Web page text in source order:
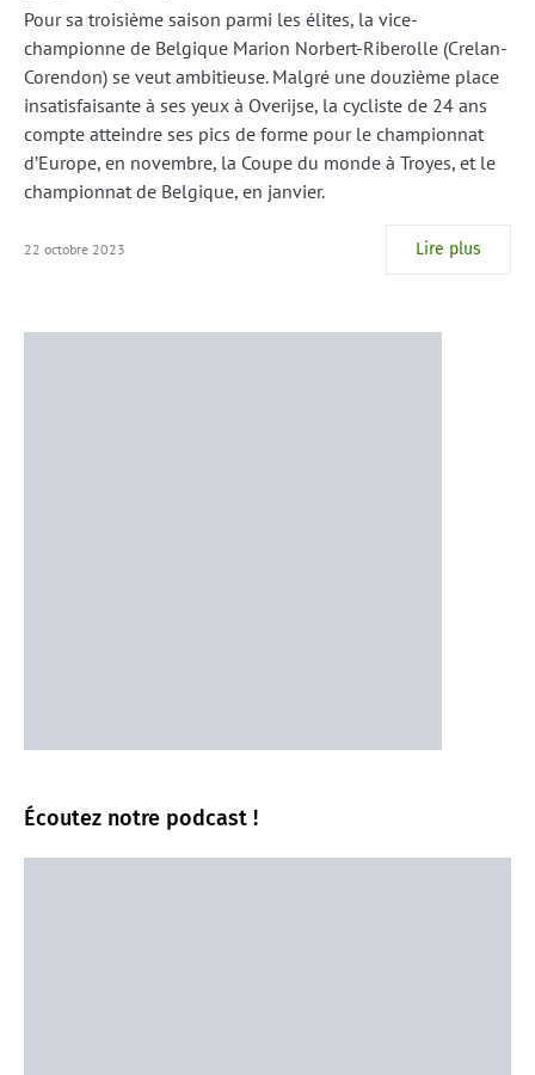
Pour sa troisième saison parmi les élites, la vice-
championne de Belgique Marion Norbert-Riberolle (Crelan-
Corendon) se veut ambitieuse. Malgré une douzième place
insatisfaisante à ses yeux à Overijse, la cycliste de 24 ans
compte atteindre ses pics de forme pour le championnat
d’Europe, en novembre, la Coupe du monde à Troyes, et le
championnat de Belgique, en janvier.
22 octobre 2023 Lire plus
Écoutez notre podcast !